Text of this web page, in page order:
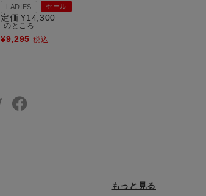
LADIES セール
定価 ¥14,300
のところ
¥9,295 税込
もっと見る